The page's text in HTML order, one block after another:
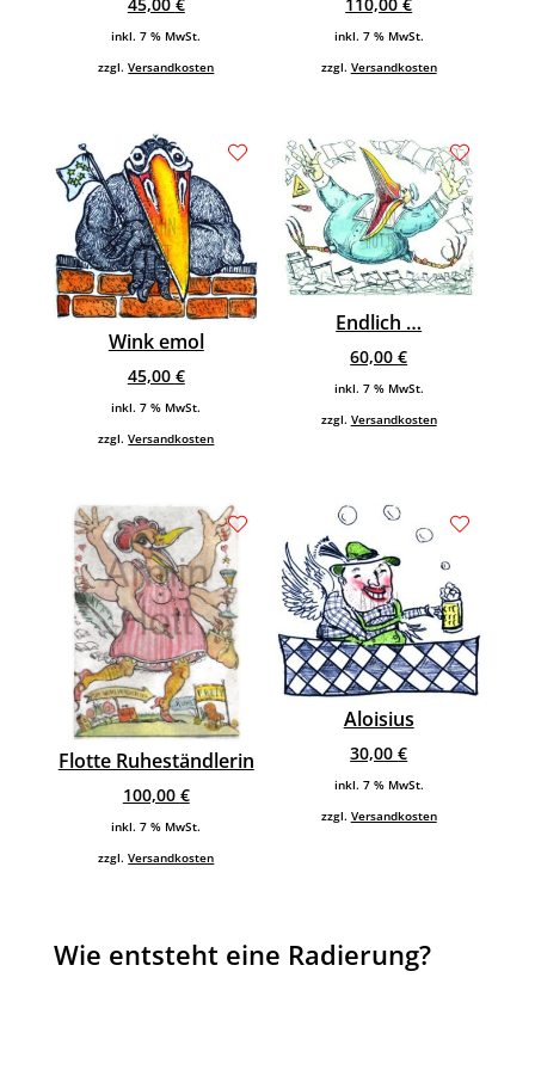
inkl. 7 % MwSt.
zzgl.Versandkosten
inkl. 7 % MwSt.
zzgl. Versandkosten
Wink emol
45,00 €
inkl. 7 % MwSt.
zzgl.Versandkosten
Endlich …
60,00€
inkl. 7 % MwSt.
zzgl. Versandkosten
Flotte Ruheständlerin
100,00 €
inkl. 7 % MwSt.
zzgl.Versandkosten
Aloisius
30,00€
inkl. 7 % MwSt.
zzgl. Versandkosten
Wie entsteht eine Radierung?